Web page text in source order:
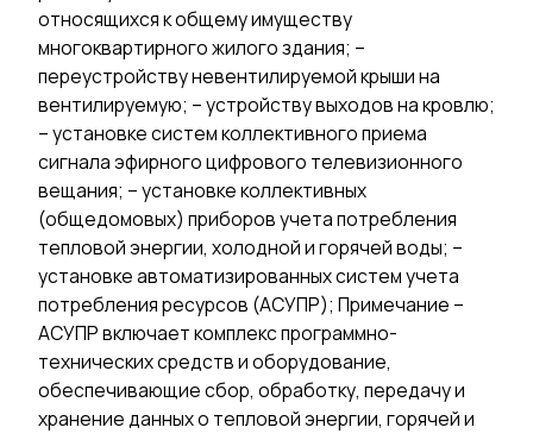
относящихся к общему имуществу
многоквартирного жилого здания; –
переустройству невентилируемой крыши на
вентилируемую; – устройству выходов на кровлю;
– установке систем коллективного приема
сигнала эфирного цифрового телевизионного
вещания; – установке коллективных
(общедомовых) приборов учета потребления
тепловой энергии, холодной и горячей воды; –
установке автоматизированных систем учета
потребления ресурсов (АСУПР); Примечание –
АСУПР включает комплекс программно-
технических средств и оборудование,
обеспечивающие сбор, обработку, передачу и
хранение данных о тепловой энергии, горячей и